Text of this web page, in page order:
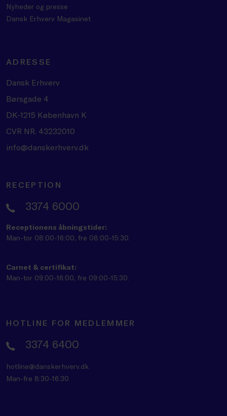
Nyheder og presse
Dansk Erhverv Magasinet
ADRESSE
Dansk Erhverv
Børsgade 4
DK-1215 København K
CVR NR. 43232010
info@danskerhverv.dk
RECEPTION
3374 6000
Receptionens åbningstider:
Man-tor 08:00-16:00, fre 08:00-15:30.
Carnet & certifikat:
Man-tor 09:00-16:00, fre 09:00-15:30.
HOTLINE FOR MEDLEMMER
3374 6400
hotline@danskerhverv.dk
Man-fre 8:30-16:30